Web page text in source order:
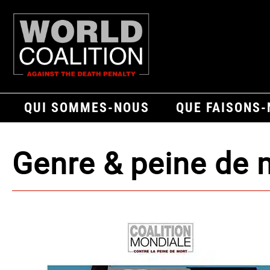
QUI SOMMES-NOUS QUE FAISONS-
Genre & peine de